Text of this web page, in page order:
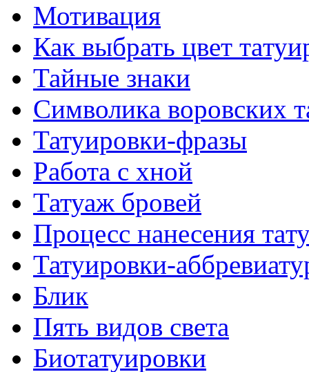
Мотивация
Как выбрать цвет
Тайные знаки
Символикa воровских
Татуировки-фразы
Работa с хнoй
Татуаж бровей
Процесс нанесения
Татуировки-
Блик
Пять видов светa
Биотaтуировки